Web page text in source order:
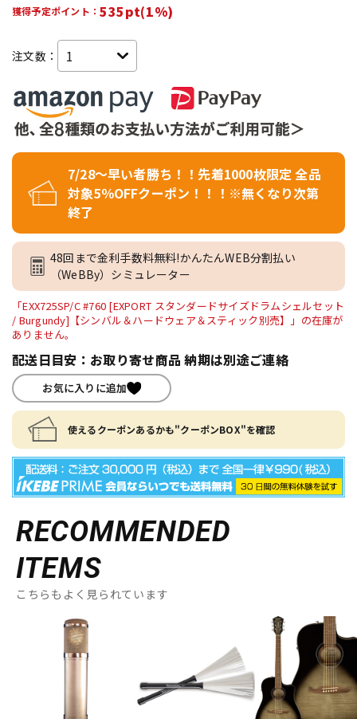
獲得予定ポイント： 535pt(1%)
注文数：
7/28～早い者勝ち！！先着1000枚限定 全品
対象5％OFFクーポン！！！※無くなり次第
終了
48回まで金利手数料無料!かんたんWEB分割払い
（WeBBy）シミュレーター
「EXX725SP/C #760 [EXPORT スタンダードサイズドラムシェルセット
/ Burgundy]【シンバル＆ハードウェア＆スティック別売】」の在庫が
ありません。
配送日目安：お取り寄せ商品 納期は別途ご連絡
お気に入りに追加
使えるクーポンあるかも"クーポンBOX"を確認
RECOMMENDED
ITEMS
こちらもよく見られています